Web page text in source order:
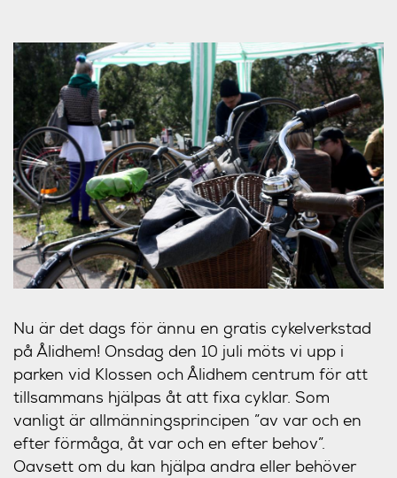
Nu är det dags för ännu en gratis cykelverkstad
på Ålidhem! Onsdag den 10 juli möts vi upp i
parken vid Klossen och Ålidhem centrum för att
tillsammans hjälpas åt att fixa cyklar. Som
vanligt är allmänningsprincipen ”av var och en
efter förmåga, åt var och en efter behov”.
Oavsett om du kan hjälpa andra eller behöver